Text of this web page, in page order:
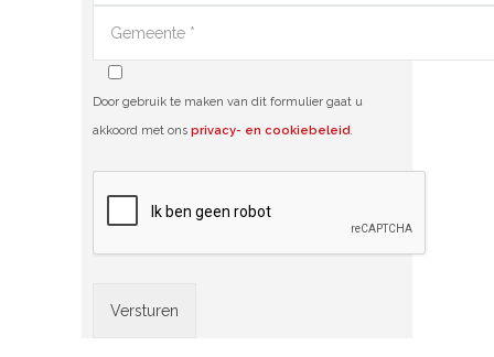
Door gebruik te maken van dit formulier gaat u
akkoord met ons privacy- en cookiebeleid.